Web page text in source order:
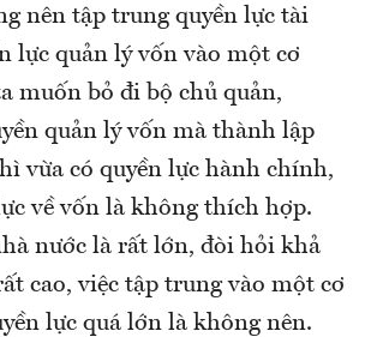
nên tập trung quyền lực tài
lực quản lý vốn vào một cơ
muốn bỏ đi bộ chủ quản,
quản lý vốn mà thành lập
vừa có quyền lực hành chính,
về vốn là không thích hợp.
nước là rất lớn, đòi hỏi khả
cao, việc tập trung vào một cơ
lực quá lớn là không nên.